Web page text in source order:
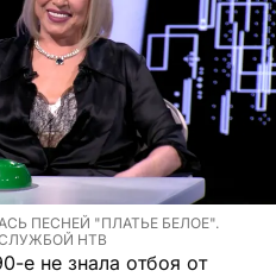
ПЕСНЕЙ "ПЛАТЬЕ БЕЛОЕ".
НТВ
е не знала отбоя от